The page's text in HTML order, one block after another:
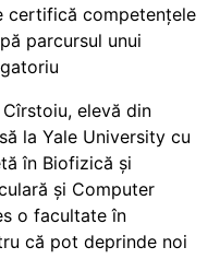
certifică competențele
parcursul unui
elevă din
la Yale University cu
în Biofizică și
și Computer
o facultate în
că pot deprinde noi